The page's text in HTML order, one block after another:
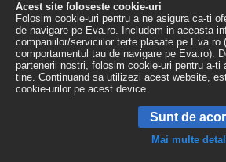
Acest site foloseste cookie-uri
Folosim cookie-uri pentru a ne asigura ca-ti
de navigare pe Eva.ro. Includem in aceasta
companiilor/serviciilor terte plasate pe Eva.ro
comportamentul tau de navigare pe Eva.ro).
partenerii nostri, folosim cookie-uri pentru a-ti
tine. Continuand sa utilizezi acest website,
cookie-urilor pe acest device.
Sunt de
Mai multe